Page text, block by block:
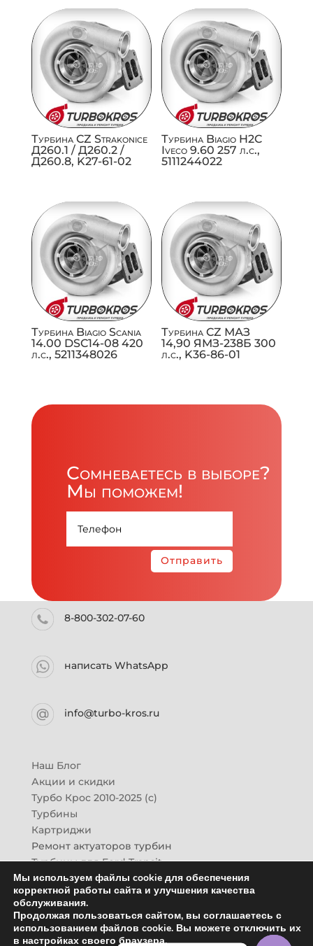
Турбина CZ Strakonice
Д260.1 / Д260.2 /
Д260.8, K27-61-02
Турбина Biagio H2C
Iveco 9.60 257 л.с.,
5111244022
Турбина Biagio Scania
14.00 DSC14-08 420
л.с., 5211348026
Турбина CZ МАЗ
14,90 ЯМЗ-238Б 300
л.с., K36-86-01
Сомневаетесь в выборе?
Мы поможем!
Отправить
8-800-302-07-60
написать WhatsApp
info@turbo-kros.ru
Наш Блог
Акции и скидки
Турбо Крос 2010-2025 (с)
Турбины
Картриджи
Ремонт актуаторов турбин
Турбины для Ford Transit
Турбины для Mazda CX-7
Картридж для ГАЗон-Next
Турбины HINO (Хино)
Купить новую турбину
Контакты
Мы используем файлы cookie для обеспечения
корректной работы сайта и улучшения качества
обслуживания.
Продолжая пользоваться сайтом, вы соглашаетесь с
использованием файлов cookie. Вы можете отключить их
в настройках своего браузера.